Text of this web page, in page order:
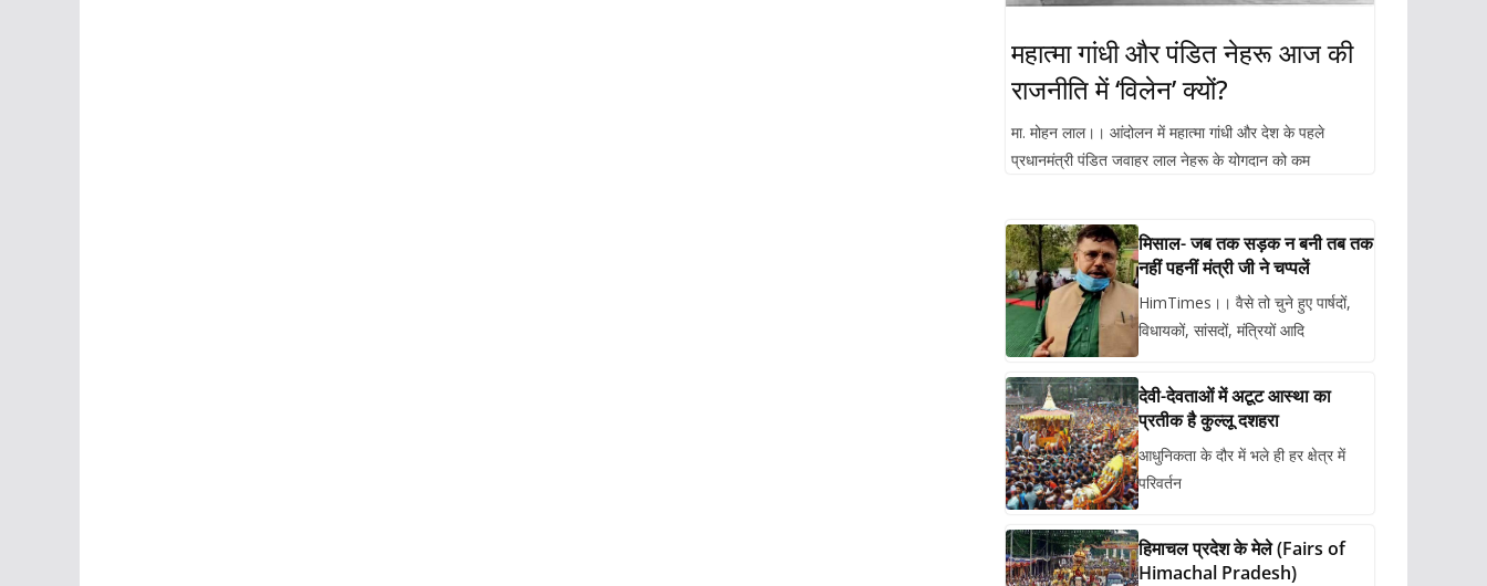
महात्मा गांधी और पंडित नेहरू आज की
राजनीति में ‘विलेन’ क्यों?
मा. मोहन लाल।। आंदोलन में महात्मा गांधी और देश के पहले
प्रधानमंत्री पंडित जवाहर लाल नेहरू के योगदान को कम
मिसाल- जब तक सड़क न बनी तब तक
नहीं पहनीं मंत्री जी ने चप्पलें
HimTimes।। वैसे तो चुने हुए पार्षदों,
विधायकों, सांसदों, मंत्रियों आदि
देवी-देवताओं में अटूट आस्था का
प्रतीक है कुल्लू दशहरा
आधुनिकता के दौर में भले ही हर क्षेत्र में
परिवर्तन
हिमाचल प्रदेश के मेले (Fairs of
Himachal Pradesh)